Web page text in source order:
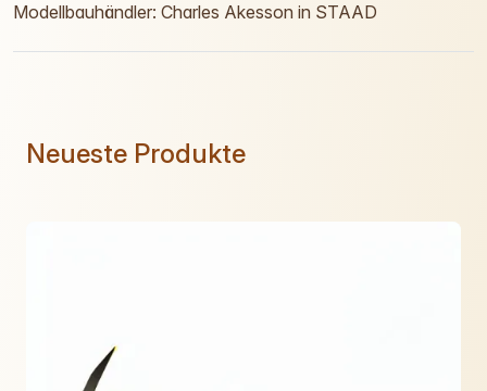
Modellbauhändler: Charles Akesson in STAAD
Neueste Produkte